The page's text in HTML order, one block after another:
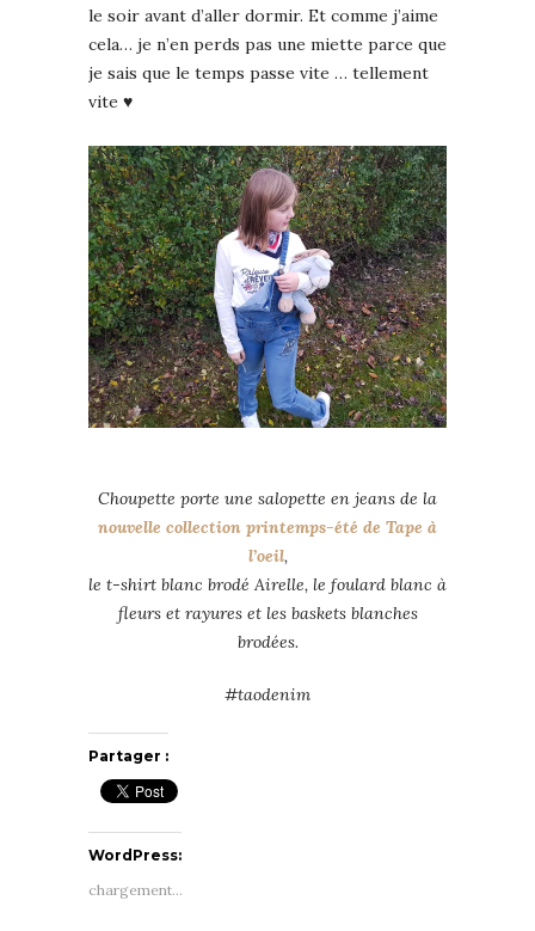
le soir avant d’aller dormir. Et comme j’aime
cela… je n’en perds pas une miette parce que
je sais que le temps passe vite … tellement
vite ♥
Choupette porte une salopette en jeans de la
nouvelle collection printemps-été de Tape à
l’oeil,
le t-shirt blanc brodé Airelle, le foulard blanc à
fleurs et rayures et les baskets blanches
brodées.
#taodenim
Partager :
WordPress:
chargement…